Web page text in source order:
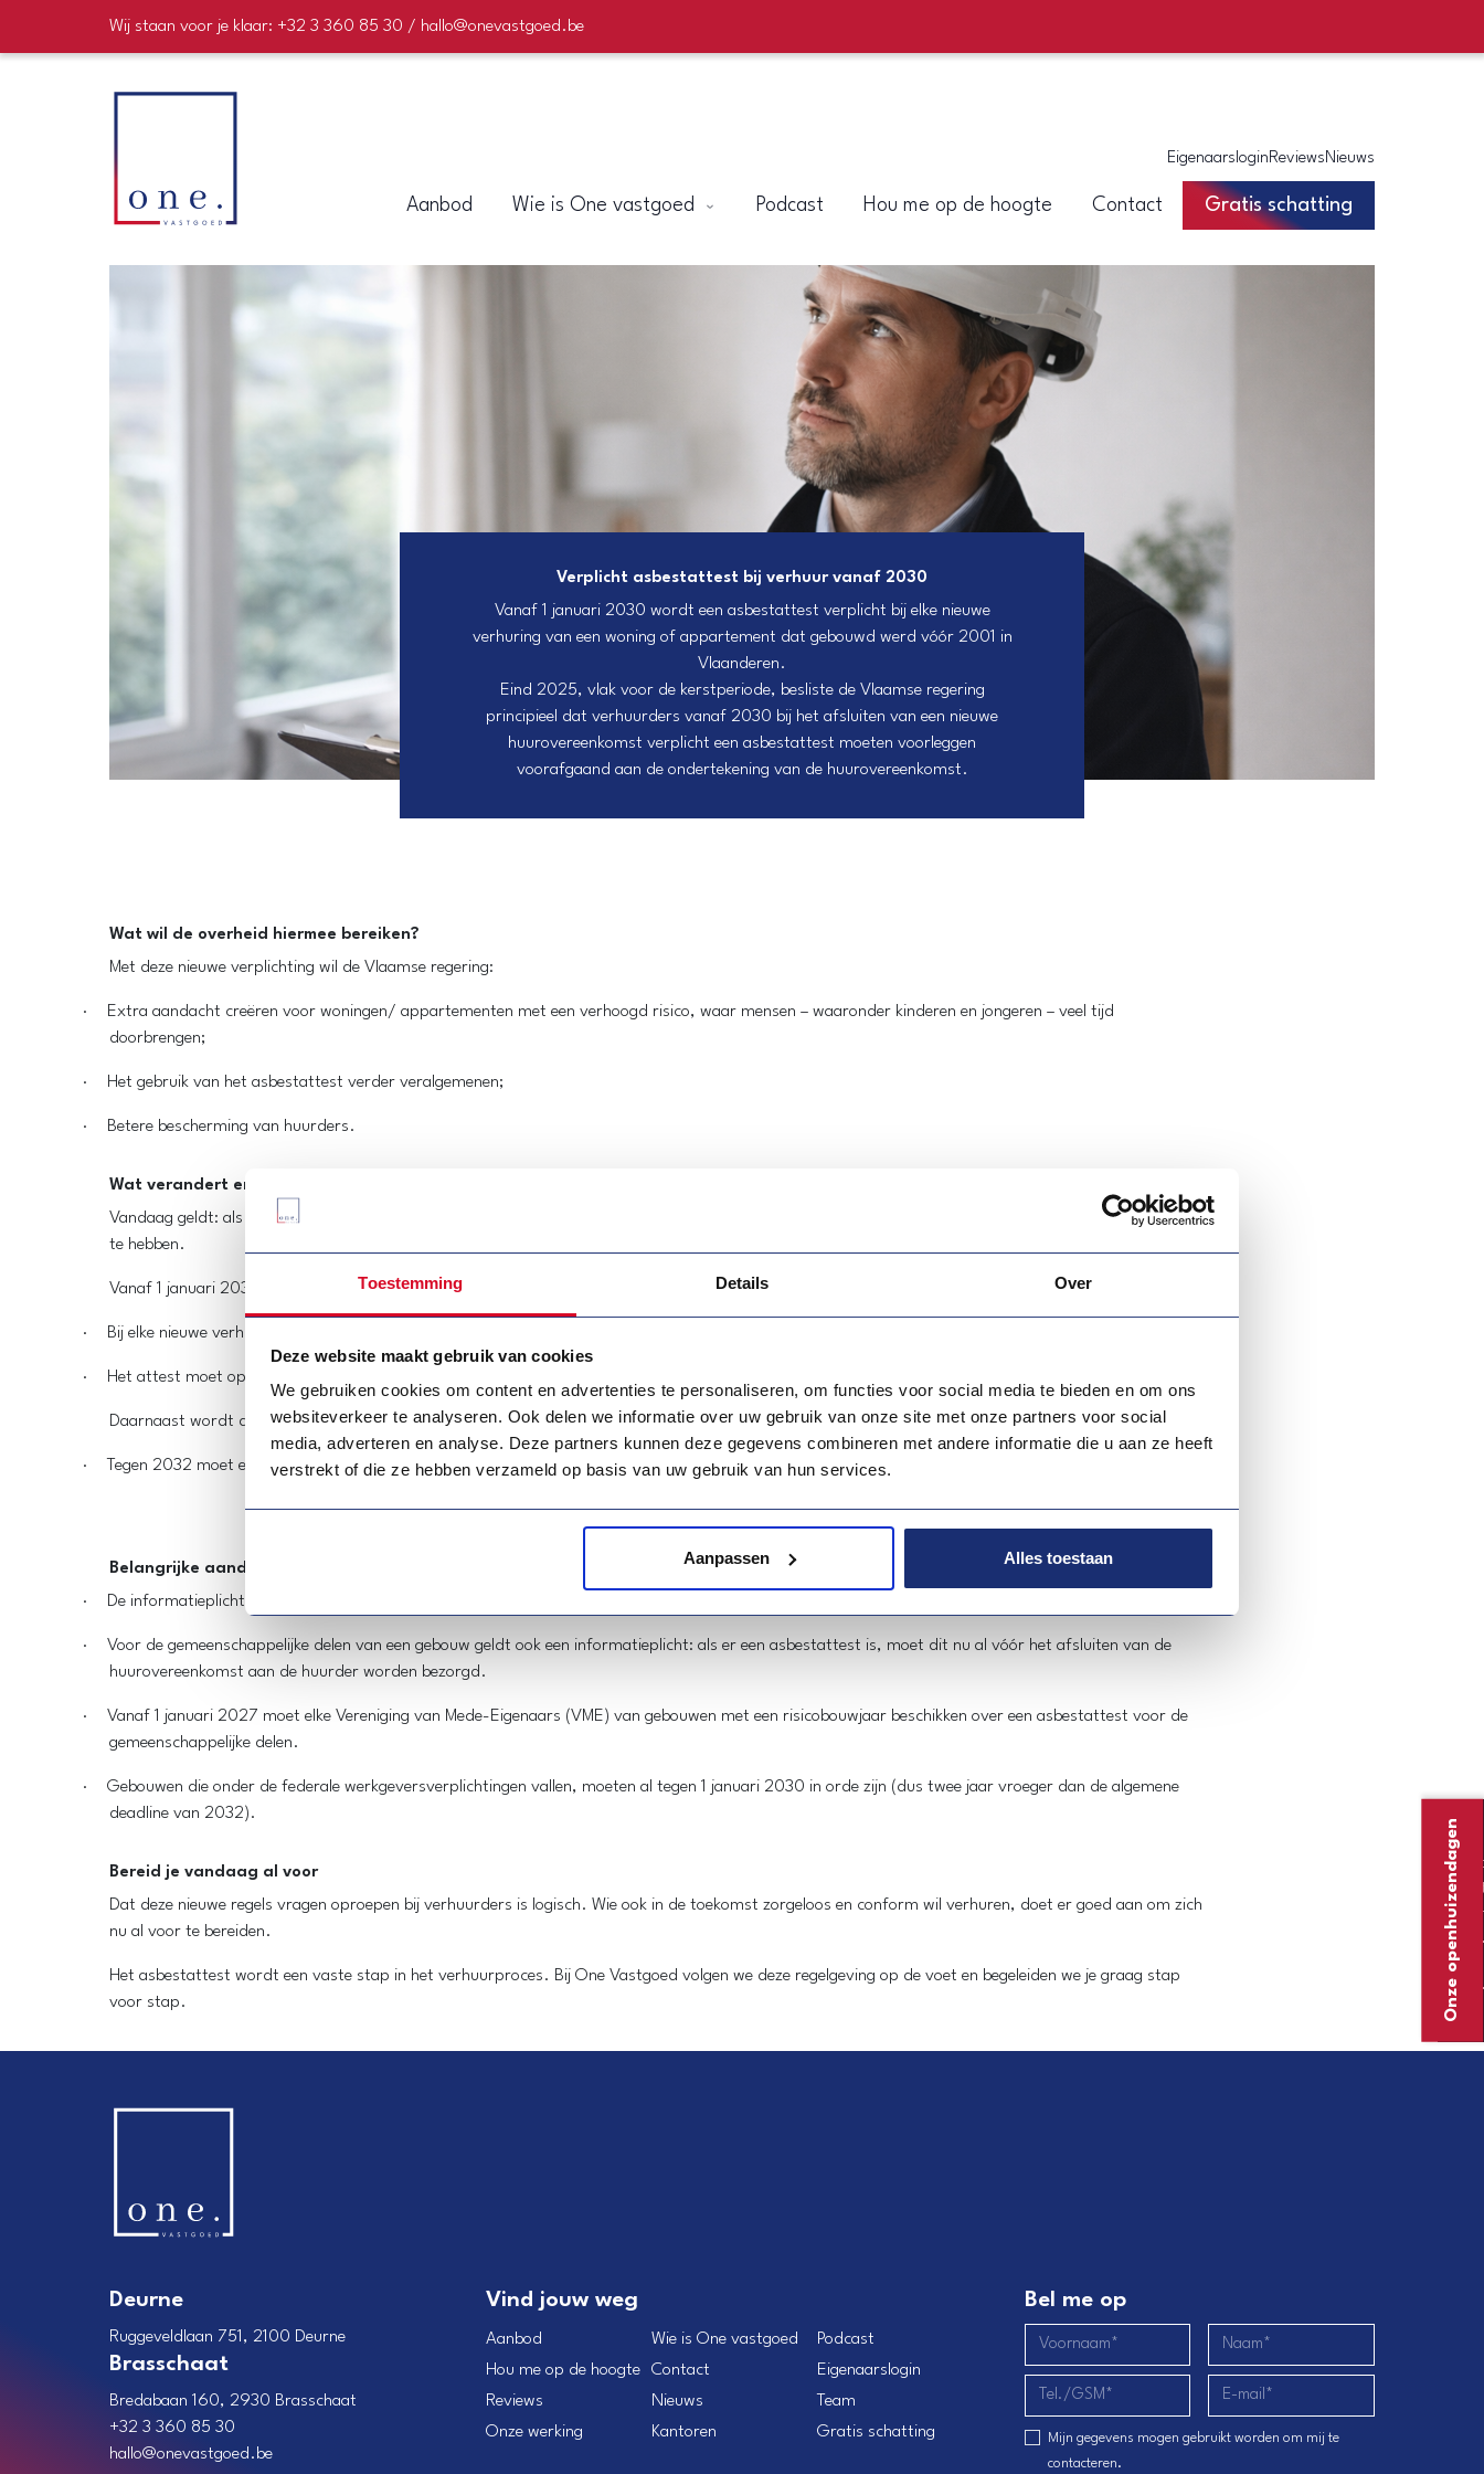
Toestemming Details Over
Deze website maakt gebruik van cookies
We gebruiken cookies om content en advertenties te personaliseren, om functies voor social media te bieden en om ons
websiteverkeer te analyseren. Ook delen we informatie over uw gebruik van onze site met onze partners voor social
media, adverteren en analyse. Deze partners kunnen deze gegevens combineren met andere informatie die u aan ze heeft
verstrekt of die ze hebben verzameld op basis van uw gebruik van hun services.
Aanpassen Alles toestaan
Wij staan voor je klaar: +32 3 360 85 30 / hallo@onevastgoed.be
Onze openhuizendagen
Aanbod Wie is One vastgoed Podcast Hou me op de hoogte Contact Gratis schatting
Eigenaarslogin Reviews Nieuws
Verplicht asbestattest bij verhuur vanaf 2030
Vanaf 1 januari 2030 wordt een asbestattest verplicht bij elke nieuwe
verhuring van een woning of appartement dat gebouwd werd vóór 2001 in
Vlaanderen.
Eind 2025, vlak voor de kerstperiode, besliste de Vlaamse regering
principieel dat verhuurders vanaf 2030 bij het afsluiten van een nieuwe
huurovereenkomst verplicht een asbestattest moeten voorleggen
voorafgaand aan de ondertekening van de huurovereenkomst.
Wat wil de overheid hiermee bereiken?
Met deze nieuwe verplichting wil de Vlaamse regering:
·
Extra aandacht creëren voor woningen/ appartementen met een verhoogd risico, waar mensen – waaronder kinderen en jongeren – veel tijd
doorbrengen;
· Het gebruik van het asbestattest verder veralgemenen;
· Betere bescherming van huurders.
Wat verandert er concreet vanaf 2030?
Vandaag geldt: als er een asbestattest beschikbaar is, moet dit al aan de huurder bezorgd worden. Er is echter nog geen algemene verplichting om er één
te hebben.
Vanaf 1 januari 2030 verandert dit:
· Bij elke nieuwe verhuring moet een asbestattest aanwezig zijn.
· Het attest moet opgesteld zijn vóór de ondertekening van de huurovereenkomst.
Daarnaast wordt de regelgeving verder aangescherpt:
· Tegen 2032 moet elke woning/appartement gebouwd vóór 2001 beschikken over een asbestattest.
Belangrijke aandachtspunten
· De informatieplicht geldt enkel voor verhuur van woningen die dienen als hoofdverblijfplaats (dus niet voor studentenkamers).
·
Voor de gemeenschappelijke delen van een gebouw geldt ook een informatieplicht: als er een asbestattest is, moet dit nu al vóór het afsluiten van de
huurovereenkomst aan de huurder worden bezorgd.
·
Vanaf 1 januari 2027 moet elke Vereniging van Mede-Eigenaars (VME) van gebouwen met een risicobouwjaar beschikken over een asbestattest voor de
gemeenschappelijke delen.
·
Gebouwen die onder de federale werkgeversverplichtingen vallen, moeten al tegen 1 januari 2030 in orde zijn (dus twee jaar vroeger dan de algemene
deadline van 2032).
Bereid je vandaag al voor
Dat deze nieuwe regels vragen oproepen bij verhuurders is logisch. Wie ook in de toekomst zorgeloos en conform wil verhuren, doet er goed aan om zich
nu al voor te bereiden.
Het asbestattest wordt een vaste stap in het verhuurproces. Bij One Vastgoed volgen we deze regelgeving op de voet en begeleiden we je graag stap
voor stap.
Deurne
Ruggeveldlaan 751, 2100 Deurne
Brasschaat
Bredabaan 160, 2930 Brasschaat
+32 3 360 85 30
hallo@onevastgoed.be
Vind jouw weg
Aanbod Wie is One vastgoed
Podcast
Hou me op de hoogte
Contact
Eigenaarslogin
Reviews
Nieuws
Team
Onze werking
Kantoren Gratis schatting
Bel me op
Mijn gegevens mogen gebruikt worden om mij te
contacteren.